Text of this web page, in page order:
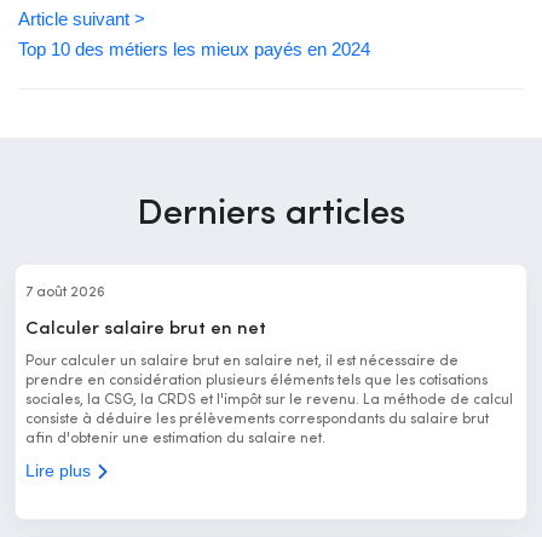
Article suivant >
Top 10 des métiers les mieux payés en 2024
Derniers articles
7 août 2026
Calculer salaire brut en net
Pour calculer un salaire brut en salaire net, il est nécessaire de
prendre en considération plusieurs éléments tels que les cotisations
sociales, la CSG, la CRDS et l'impôt sur le revenu. La méthode de calcul
consiste à déduire les prélèvements correspondants du salaire brut
afin d'obtenir une estimation du salaire net.
Lire plus